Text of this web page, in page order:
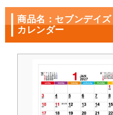
商品名：セブンデイ
カレンダー